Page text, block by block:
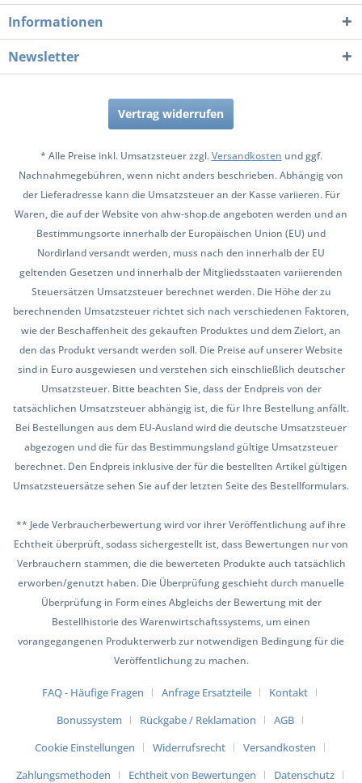
Informationen
Newsletter
Vertrag widerrufen
* Alle Preise inkl. Umsatzsteuer zzgl.Versandkosten und ggf.
Nachnahmegebühren, wenn nicht anders beschrieben. Abhängig von
der Lieferadresse kann die Umsatzsteuer an der Kasse variieren. Für
Waren, die auf der Website von ahw-shop.de angeboten werden und an
Bestimmungsorte innerhalb der Europäischen Union (EU) und
Nordirland versandt werden, muss nach den innerhalb der EU
geltenden Gesetzen und innerhalb der Mitgliedsstaaten variierenden
Steuersätzen Umsatzsteuer berechnet werden. Die Höhe der zu
berechnenden Umsatzsteuer richtet sich nach verschiedenen Faktoren,
wie der Beschaffenheit des gekauften Produktes und dem Zielort, an
den das Produkt versandt werden soll. Die Preise auf unserer Website
sind in Euro ausgewiesen und verstehen sich einschließlich deutscher
Umsatzsteuer. Bitte beachten Sie, dass der Endpreis von der
tatsächlichen Umsatzsteuer abhängig ist, die für Ihre Bestellung anfällt.
Bei Bestellungen aus dem EU-Ausland wird die deutsche Umsatzsteuer
abgezogen und die für das Bestimmungsland gültige Umsatzsteuer
berechnet. Den Endpreis inklusive der für die bestellten Artikel gültigen
Umsatzsteuersätze sehen Sie auf der letzten Seite des Bestellformulars.
** Jede Verbraucherbewertung wird vor ihrer Veröffentlichung auf ihre
Echtheit überprüft, sodass sichergestellt ist, dass Bewertungen nur von
Verbrauchern stammen, die die bewerteten Produkte auch tatsächlich
erworben/genutzt haben. Die Überprüfung geschieht durch manuelle
Überprüfung in Form eines Abgleichs der Bewertung mit der
Bestellhistorie des Warenwirtschaftssystems, um einen
vorangegangenen Produkterwerb zur notwendigen Bedingung für die
Veröffentlichung zu machen.
FAQ - Häufige Fragen Anfrage Ersatzteile
Kontakt
Bonussystem
Rückgabe / Reklamation
AGB
Cookie Einstellungen
Widerrufsrecht
Versandkosten
Zahlungsmethoden
Echtheit von Bewertungen Datenschutz